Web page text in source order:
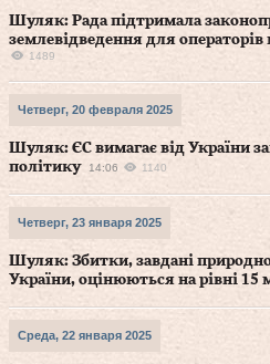
Шуляк: Рада підтримала
землевідведення для операторів
1489
Четверг, 20 февраля 2025
Шуляк: ЄС вимагає від України
політику
14:06 1140
Четверг, 23 января 2025
Шуляк: Збитки, завдані
України, оцінюються на рівні 15
Среда, 22 января 2025